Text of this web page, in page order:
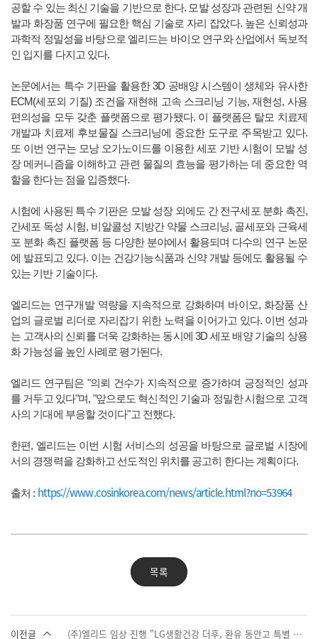
공할 수 있는 최신 기술을 기반으로 한다. 모발 성장과 관련된 신약 개
발과 화장품 연구에 필요한 핵심 기술로 자리 잡았다. 높은 신뢰성과
과학적 정밀성을 바탕으로 엘리드는 바이오 연구와 산업에서 독보적
인 입지를 다지고 있다.
논문에서는 특수 기판을 활용한 3D 공배양 시스템이 생체와 유사한
ECM(세포외 기질) 조건을 재현해 고속 스크리닝 기능, 재현성, 사용
편의성을 모두 갖춘 플랫폼으로 평가됐다. 이 플랫폼은 탈모 치료제
개발과 치료제 후보물질 스크리닝에 중요한 도구로 주목받고 있다.
또 이번 연구는 모낭 오가노이드를 이용한 세포 기반 시험이 모발 성
장 메커니즘을 이해하고 관련 물질의 효능을 평가하는 데 중요한 역
할을 한다는 점을 입증했다.
시험에 사용된 특수 기판은 모발 성장 외에도 간 전구세포 분화 촉진,
간세포 독성 시험, 비알콜성 지방간 약물 스크리닝, 골세포와 근육세
포 분화 촉진 플랫폼 등 다양한 분야에서 활용되며 다수의 연구 논문
에 발표되고 있다. 이는 건강기능식품과 신약 개발 등에도 활용될 수
있는 기반 기술이다.
엘리드는 연구개발 역량을 지속적으로 강화하며 바이오, 화장품 산
업의 글로벌 리더로 자리잡기 위한 노력을 이어가고 있다. 이번 성과
는 고객사의 신뢰를 더욱 강화하는 동시에 3D 세포 배양 기술의 상용
화 가능성을 높인 사례로 평가된다.
엘리드 연구팀은 "의뢰 건수가 지속적으로 증가하며 긍정적인 성과
를 거두고 있다"며, "앞으로도 혁신적인 기술과 정밀한 시험으로 고객
사의 기대에 부응할 것이다"고 전했다.
한편, 엘리드는 이번 시험 서비스의 성공을 바탕으로 글로벌 시장에
서의 경쟁력을 강화하고 선도적인 위치를 공고히 한다는 계획이다.
출처 : https://www.cosinkorea.com/news/article.html?no=53964
목록
이전글 (주)엘리드 임상 진행 "LG생활건강 더후, 환유 동안고 특별 에디션" 출시